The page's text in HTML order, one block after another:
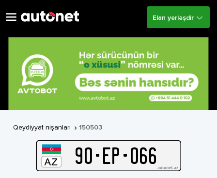
Elan yerləşdir
Qeydiyyat nişanları  150503
90-EP-066